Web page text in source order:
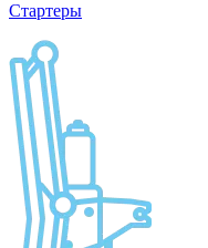
Стартеры